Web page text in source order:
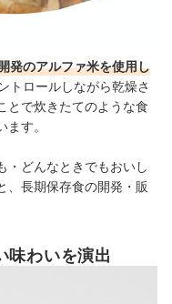
発のアルファ米を使用し
トロールしながら乾燥さ
とで炊きたてのような食
す。
・どんなときでもおいし
、長期保存食の開発・販
味わいを演出